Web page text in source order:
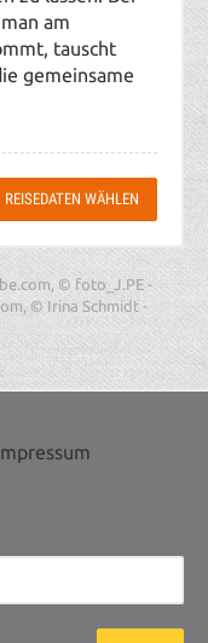
am
tauscht
gemeinsame
REISEDATEN WÄHLEN
© foto_J.PE -
© Irina Schmidt -